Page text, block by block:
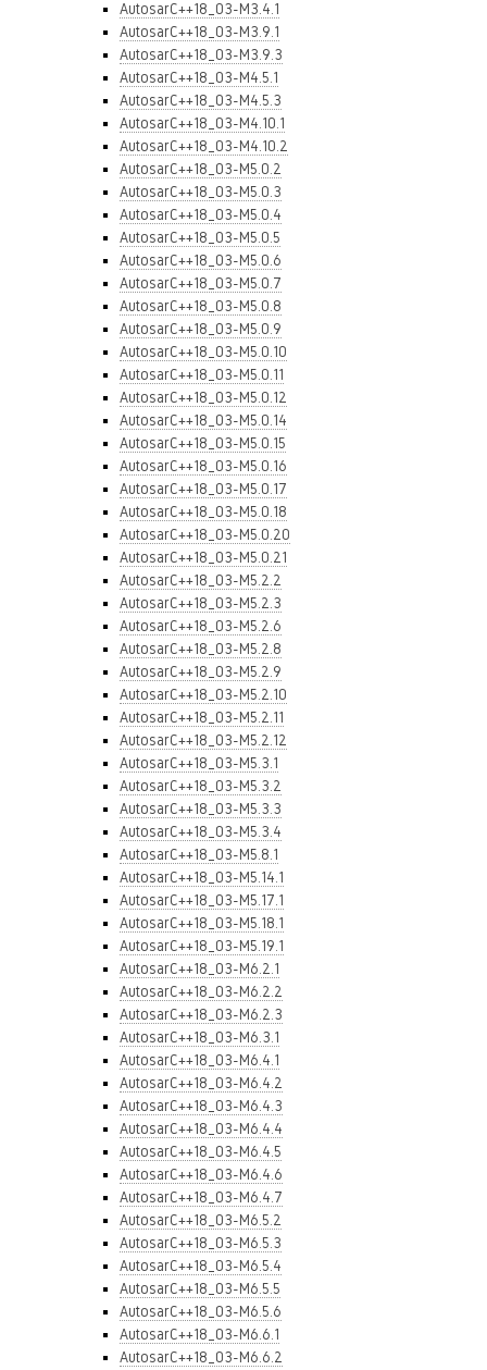
AutosarC++18_03-M3.4.1
AutosarC++18_03-M3.9.1
AutosarC++18_03-M3.9.3
AutosarC++18_03-M4.5.1
AutosarC++18_03-M4.5.3
AutosarC++18_03-M4.10.1
AutosarC++18_03-M4.10.2
AutosarC++18_03-M5.0.2
AutosarC++18_03-M5.0.3
AutosarC++18_03-M5.0.4
AutosarC++18_03-M5.0.5
AutosarC++18_03-M5.0.6
AutosarC++18_03-M5.0.7
AutosarC++18_03-M5.0.8
AutosarC++18_03-M5.0.9
AutosarC++18_03-M5.0.10
AutosarC++18_03-M5.0.11
AutosarC++18_03-M5.0.12
AutosarC++18_03-M5.0.14
AutosarC++18_03-M5.0.15
AutosarC++18_03-M5.0.16
AutosarC++18_03-M5.0.17
AutosarC++18_03-M5.0.18
AutosarC++18_03-M5.0.20
AutosarC++18_03-M5.0.21
AutosarC++18_03-M5.2.2
AutosarC++18_03-M5.2.3
AutosarC++18_03-M5.2.6
AutosarC++18_03-M5.2.8
AutosarC++18_03-M5.2.9
AutosarC++18_03-M5.2.10
AutosarC++18_03-M5.2.11
AutosarC++18_03-M5.2.12
AutosarC++18_03-M5.3.1
AutosarC++18_03-M5.3.2
AutosarC++18_03-M5.3.3
AutosarC++18_03-M5.3.4
AutosarC++18_03-M5.8.1
AutosarC++18_03-M5.14.1
AutosarC++18_03-M5.17.1
AutosarC++18_03-M5.18.1
AutosarC++18_03-M5.19.1
AutosarC++18_03-M6.2.1
AutosarC++18_03-M6.2.2
AutosarC++18_03-M6.2.3
AutosarC++18_03-M6.3.1
AutosarC++18_03-M6.4.1
AutosarC++18_03-M6.4.2
AutosarC++18_03-M6.4.3
AutosarC++18_03-M6.4.4
AutosarC++18_03-M6.4.5
AutosarC++18_03-M6.4.6
AutosarC++18_03-M6.4.7
AutosarC++18_03-M6.5.2
AutosarC++18_03-M6.5.3
AutosarC++18_03-M6.5.4
AutosarC++18_03-M6.5.5
AutosarC++18_03-M6.5.6
AutosarC++18_03-M6.6.1
AutosarC++18_03-M6.6.2